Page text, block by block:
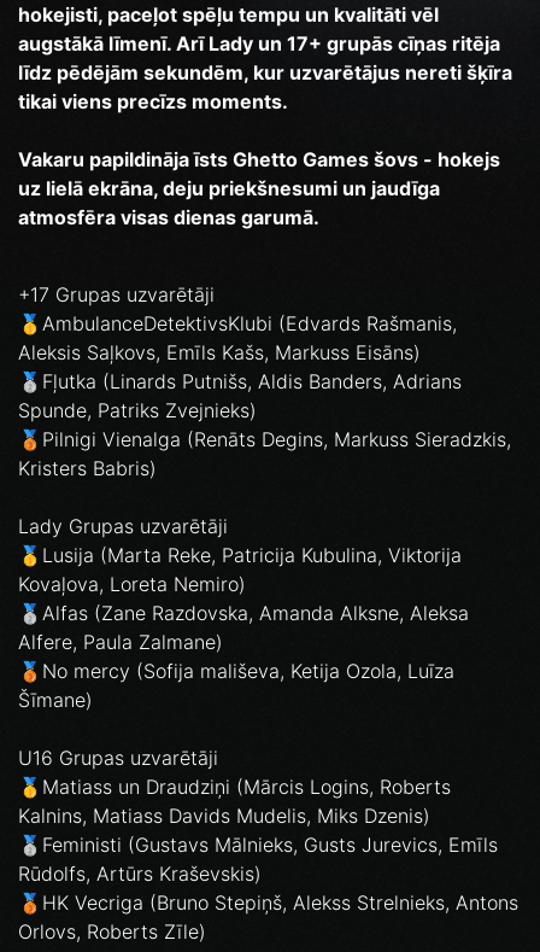
hokejisti, paceļot spēļu tempu un kvalitāti vēl
augstākā līmenī. Arī Lady un 17+ grupās cīņas ritēja
līdz pēdējām sekundēm, kur uzvarētājus nereti šķīra
tikai viens precīzs moments.
Vakaru papildināja īsts Ghetto Games šovs - hokejs
uz lielā ekrāna, deju priekšnesumi un jaudīga
atmosfēra visas dienas garumā.
+17 Grupas uzvarētāji
🥇AmbulanceDetektivsKlubi (Edvards Rašmanis,
Aleksis Saļkovs, Emīls Kašs, Markuss Eisāns)
🥈Fļutka (Linards Putnišs, Aldis Banders, Adrians
Spunde, Patriks Zvejnieks)
🥉Pilnigi Vienalga (Renāts Degins, Markuss Sieradzkis,
Kristers Babris)
Lady Grupas uzvarētāji
🥇Lusija (Marta Reke, Patricija Kubulina, Viktorija
Kovaļova, Loreta Nemiro)
🥈Alfas (Zane Razdovska, Amanda Alksne, Aleksa
Alfere, Paula Zalmane)
🥉No mercy (Sofija mališeva, Ketija Ozola, Luīza
Šīmane)
U16 Grupas uzvarētāji
🥇Matiass un Draudziņi (Mārcis Logins, Roberts
Kalnins, Matiass Davids Mudelis, Miks Dzenis)
🥈Feministi (Gustavs Mālnieks, Gusts Jurevics, Emīls
Rūdolfs, Artūrs Kraševskis)
🥉HK Vecriga (Bruno Stepiņš, Alekss Strelnieks, Antons
Orlovs, Roberts Zīle)